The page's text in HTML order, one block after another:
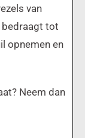
van
tot
opnemen en
Neem dan